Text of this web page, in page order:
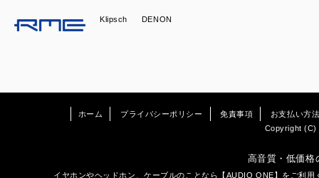
Klipsch DENON
ホーム プライバシーポリシー 免責事項
お支払い方
Copyright (C)
高音質・低価格
イヤホンやヘッドホン 、ケーブルのことなら【AUDIO ONE】をご利